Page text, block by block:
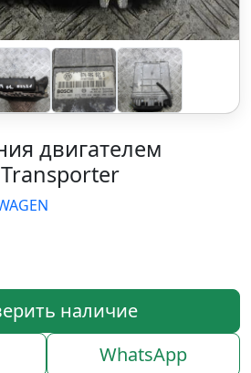
двигателем
Transporter
наличие
WhatsApp